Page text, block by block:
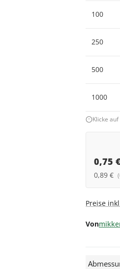
100
250
500
1000
Klicke
0,75
0,89 €
Preise
Von